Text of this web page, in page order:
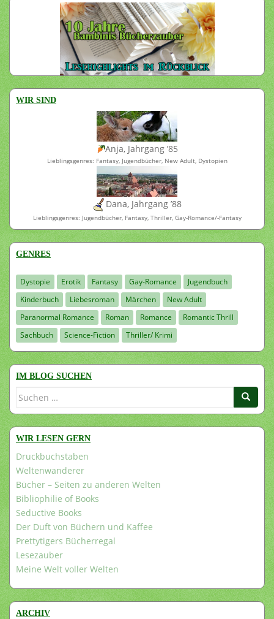
WIR SIND
Anja, Jahrgang ’85
Lieblingsgenres: Fantasy, Jugendbücher, New Adult, Dystopien
Dana, Jahrgang ’88
Lieblingsgenres: Jugendbücher, Fantasy, Thriller, Gay-Romance/-Fantasy
GENRES
Dystopie Erotik Fantasy Gay-Romance
Jugendbuch
Kinderbuch
Liebesroman Märchen
New Adult
Paranormal Romance
Roman Romance
Romantic Thrill
Sachbuch
Science-Fiction Thriller/ Krimi
IM BLOG SUCHEN
Suchen
WIR LESEN GERN
Druckbuchstaben
Weltenwanderer
Bücher – Seiten zu anderen Welten
Bibliophilie of Books
Seductive Books
Der Duft von Büchern und Kaffee
Prettytigers Bücherregal
Lesezauber
Meine Welt voller Welten
ARCHIV